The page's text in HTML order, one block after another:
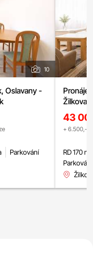
10
Oslavany -
Parkování
Žilkova,
terasa
43
+ 6.500,-
RD 170 m
Parkování